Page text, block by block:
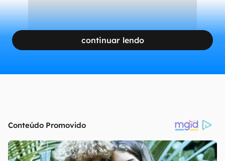
continuar lendo